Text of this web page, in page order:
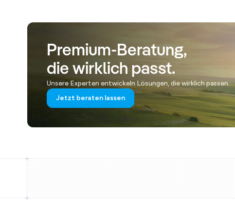
Premium-Beratung,
die wirklich passt.
Unsere Experten entwickeln Lösungen, die wirklich passen.
Jetzt beraten lassen